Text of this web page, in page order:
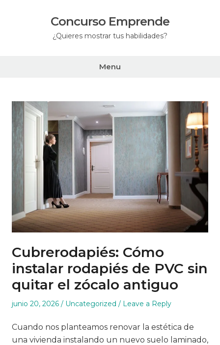
Concurso Emprende
¿Quieres mostrar tus habilidades?
Menu
Cubrerodapiés: Cómo
instalar rodapiés de PVC sin
quitar el zócalo antiguo
Posted
junio 20, 2026
Posted
Uncategorized Leave a Reply
Cuando nos planteamos renovar la estética de
una vivienda instalando un nuevo suelo laminado,